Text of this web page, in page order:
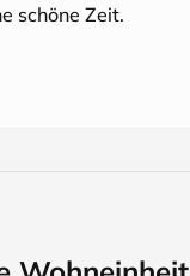
schöne Zeit.